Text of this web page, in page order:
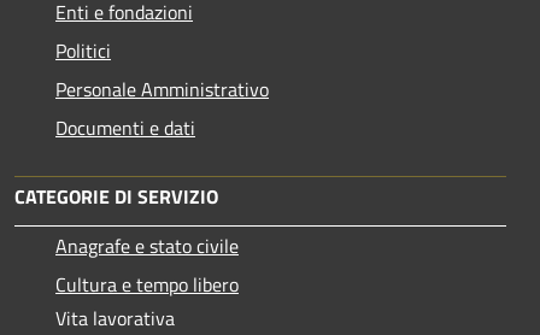
Enti e fondazioni
Politici
Personale Amministrativo
Documenti e dati
CATEGORIE DI SERVIZIO
Anagrafe e stato civile
Cultura e tempo libero
Vita lavorativa